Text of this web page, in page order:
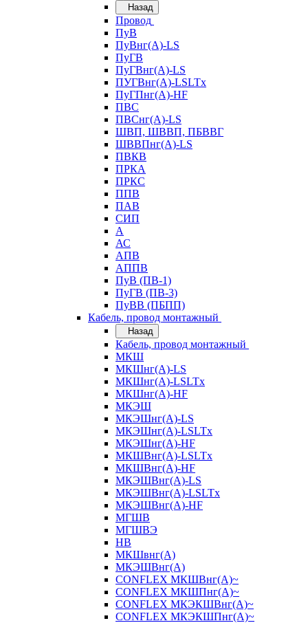
Назад
Провод
ПуВ
ПуВнг(А)-LS
ПуГВ
ПуГВнг(А)-LS
ПУГВнг(А)-LSLTx
ПуГПнг(А)-HF
ПВС
ПВСнг(А)-LS
ШВП, ШВВП, ПБВВГ
ШВВПнг(А)-LS
ПВКВ
ПРКА
ПРКС
ППВ
ПАВ
СИП
А
АС
АПВ
АППВ
ПуВ (ПВ-1)
ПуГВ (ПВ-3)
ПуВВ (ПБПП)
Кабель, провод монтажный
Назад
Кабель, провод монтажный
МКШ
МКШнг(А)-LS
МКШнг(А)-LSLTx
МКШнг(А)-HF
МКЭШ
МКЭШнг(А)-LS
МКЭШнг(А)-LSLTx
МКЭШнг(А)-HF
МКШВнг(A)-LSLTx
МКШВнг(А)-HF
МКЭШВнг(А)-LS
МКЭШВнг(A)-LSLTx
МКЭШВнг(А)-HF
МГШВ
МГШВЭ
НВ
МКШвнг(А)
МКЭШВнг(А)
CONFLEX МКШВнг(А)~
CONFLEX МКШПнг(А)~
CONFLEX МКЭКШВнг(А)~
CONFLEX МКЭКШПнг(А)~